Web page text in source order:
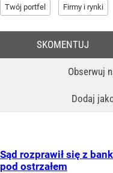
Twój portfel Firmy i rynki
Obserwuj
Dodaj
SKOMENTUJ
Sąd rozprawił się z
pod ostrzałem